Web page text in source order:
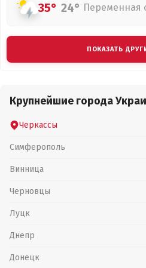
35° 24° Переменная
ПОКАЗАТЬ
Крупнейшие города
Черкассы
Симферополь
Винница
Черновцы
Луцк
Днепр
Донецк